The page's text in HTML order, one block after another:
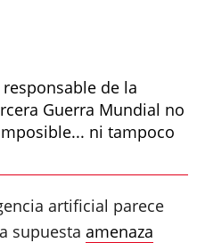
de la
Guerra Mundial no
ni tampoco
artificial parece
supuesta amenaza